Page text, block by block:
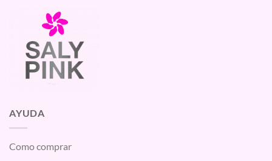
AYUDA
Como comprar